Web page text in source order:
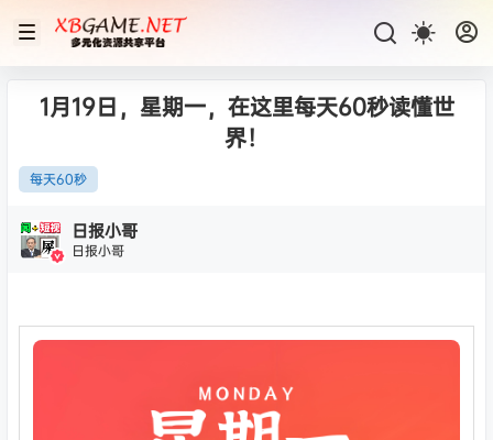
1月19日，星期一，在这里每天60秒读懂世
界！
每天60秒
日报小哥
日报小哥